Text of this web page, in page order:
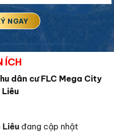
ÍCH
dân cưFLC Mega City
Liêu đang cập nhật